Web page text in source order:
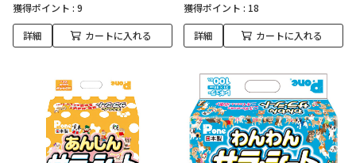
獲得ポイント : 9
詳細 カートに入れる
獲得ポイント : 18
詳細 カートに入れる